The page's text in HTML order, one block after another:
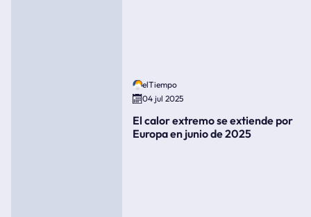
elTiempo
04 jul 2025
El calor extremo se extiende por
Europa en junio de 2025